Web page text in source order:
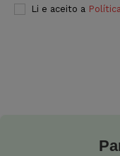
Li e aceito a